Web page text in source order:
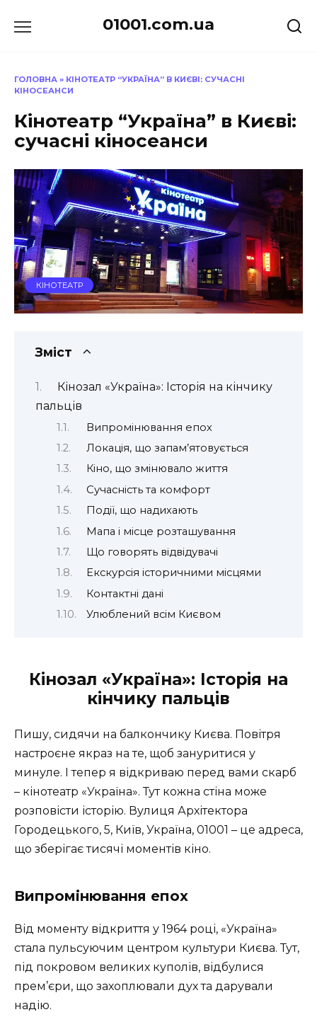
до
01001.com.ua
ГОЛОВНА » КІНОТЕАТР “УКРАЇНА” В КИЄВІ: СУЧАСНІ
КІНОСЕАНСИ
Кінотеатр “Україна” в Києві:
сучасні кіносеанси
КІНОТЕАТР
Зміст
Кінозал «Україна»: Історія на кінчику
пальців
Випромінювання епох
Локація, що запам’ятовується
Кіно, що змінювало життя
Сучасність та комфорт
Події, що надихають
Мапа і місце розташування
Що говорять відвідувачі
Екскурсія історичними місцями
Контактні дані
Улюблений всім Києвом
Кінозал «Україна»: Історія на
кінчику пальців
Пишу, сидячи на балкончику Києва. Повітря
настроєне якраз на те, щоб зануритися у
минуле. І тепер я відкриваю перед вами скарб
– кінотеатр «Україна». Тут кожна стіна може
розповісти історію. Вулиця Архітектора
Городецького, 5, Київ, Україна, 01001 – це адреса,
що зберігає тисячі моментів кіно.
Випромінювання епох
Від моменту відкриття у 1964 році, «Україна»
стала пульсуючим центром культури Києва. Тут,
під покровом великих куполів, відбулися
прем’єри, що захоплювали дух та дарували
надію.